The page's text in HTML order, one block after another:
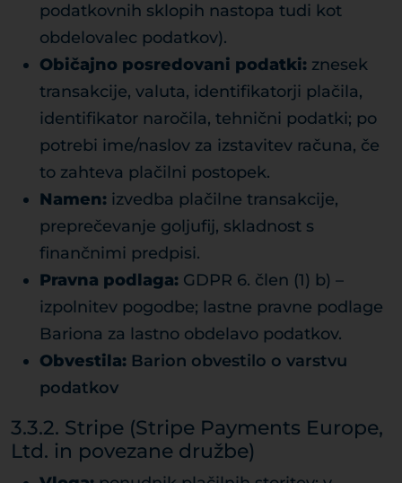
podatkovnih sklopih nastopa tudi kot
obdelovalec podatkov).
Običajno posredovani podatki: znesek
transakcije, valuta, identifikatorji plačila,
identifikator naročila, tehnični podatki; po
potrebi ime/naslov za izstavitev računa, če
to zahteva plačilni postopek.
Namen: izvedba plačilne transakcije,
preprečevanje goljufij, skladnost s
finančnimi predpisi.
Pravna podlaga: GDPR 6. člen (1) b) –
izpolnitev pogodbe; lastne pravne podlage
Bariona za lastno obdelavo podatkov.
Obvestila: Barion obvestilo o varstvu
podatkov
3.3.2. Stripe (Stripe Payments Europe,
Ltd. in povezane družbe)